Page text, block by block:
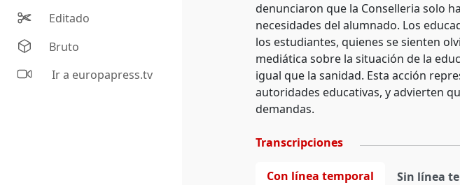
Editado
Bruto
Ir a europapress.tv
denunciaron que la Conselleria solo
necesidades del alumnado. Los
los estudiantes, quienes se sienten
mediática sobre la situación de la
igual que la sanidad. Esta acción
autoridades educativas, y advierten
demandas.
Transcripciones
Con línea temporal Sin línea